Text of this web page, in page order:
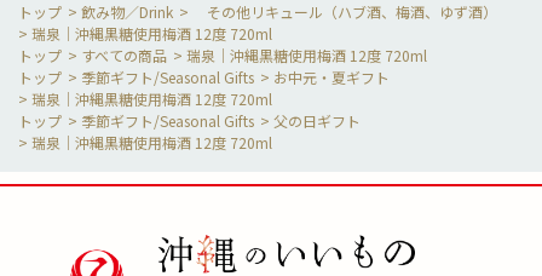
> 飲み物／Drink >
その他リキュール（ハブ酒、梅酒、ゆず酒）
> 瑞泉｜沖縄黒糖使用梅酒 12度 720ml
> すべての商品 > 瑞泉｜沖縄黒糖使用梅酒 12度 720ml
> 季節ギフト/Seasonal Gifts > お中元・夏ギフト
> 瑞泉｜沖縄黒糖使用梅酒 12度 720ml
> 季節ギフト/Seasonal Gifts > 父の日ギフト
> 瑞泉｜沖縄黒糖使用梅酒 12度 720ml